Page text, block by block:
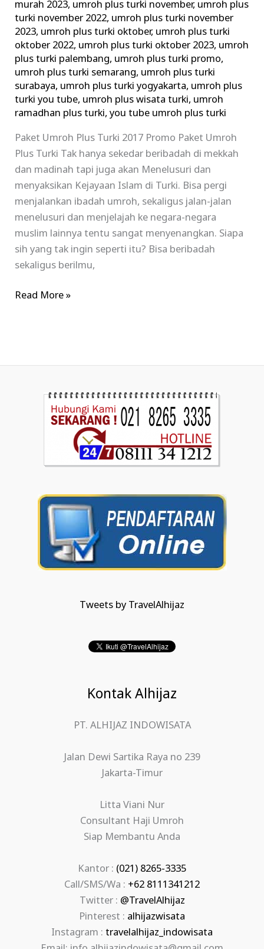
murah 2023, umroh plus turki november, umroh plus
turki november 2022, umroh plus turki november
2023, umroh plus turki oktober, umroh plus turki
oktober 2022, umroh plus turki oktober 2023, umroh
plus turki palembang, umroh plus turki promo,
umroh plus turki semarang, umroh plus turki
surabaya, umroh plus turki yogyakarta, umroh plus
turki you tube, umroh plus wisata turki, umroh
ramadhan plus turki,you tube umroh plus turki
Paket Umroh Plus Turki 2017 Promo Paket Umroh
Plus Turki Tak hanya sekedar beribadah di mekkah
dan madinah tapi juga akan Menelusuri dan
menyaksikan Kejayaan Islam di Turki. Bisa pergi
menjalankan ibadah umroh, sekaligus jalan-jalan
menelusuri dan menjelajah ke negara-negara
muslim lainnya tentu sangat menyenangkan. Siapa
sih yang tak ingin seperti itu? Bisa beribadah
sekaligus berilmu,
Read More »
Tweets by TravelAlhijaz
Kontak Alhijaz
PT. ALHIJAZ INDOWISATA
Jalan Dewi Sartika Raya no 239
Jakarta-Timur
Litta Viani Nur
Consultant Haji Umroh
Siap Membantu Anda
Kantor : (021) 8265-3335
Call/SMS/Wa : +62 8111341212
Twitter : @TravelAlhijaz
Pinterest : alhijazwisata
Instagram : travelalhijaz_indowisata